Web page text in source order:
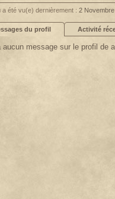
a été vu(e) dernièrement : 2
du profil Activité
aucun message sur le profil de